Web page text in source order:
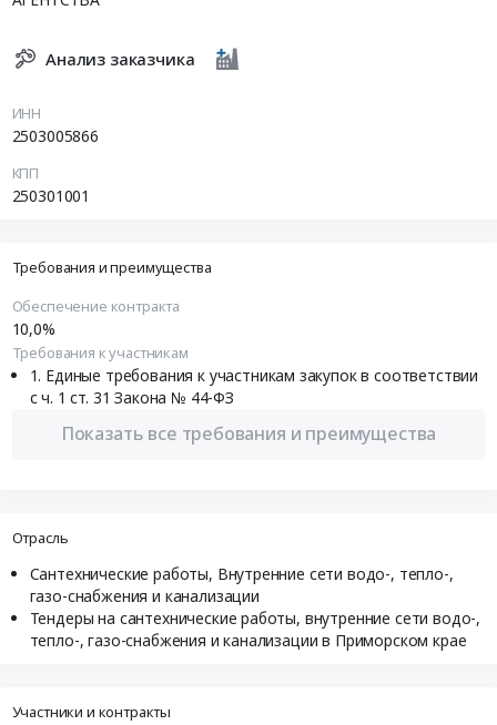
Анализ заказчика
ИНН
2503005866
КПП
250301001
Требования и преимущества
Обеспечение контракта
10,0%
Требования к участникам
Единые требования к участникам закупок в соответствии
с ч. 1 ст. 31 Закона № 44-ФЗ
Показать все требования и преимущества
Отрасль
Сантехнические работы, Внутренние сети водо-, тепло-,
газо-снабжения и канализации
Тендеры на сантехнические работы, внутренние сети водо-,
тепло-, газо-снабжения и канализации в Приморском крае
Участники и контракты